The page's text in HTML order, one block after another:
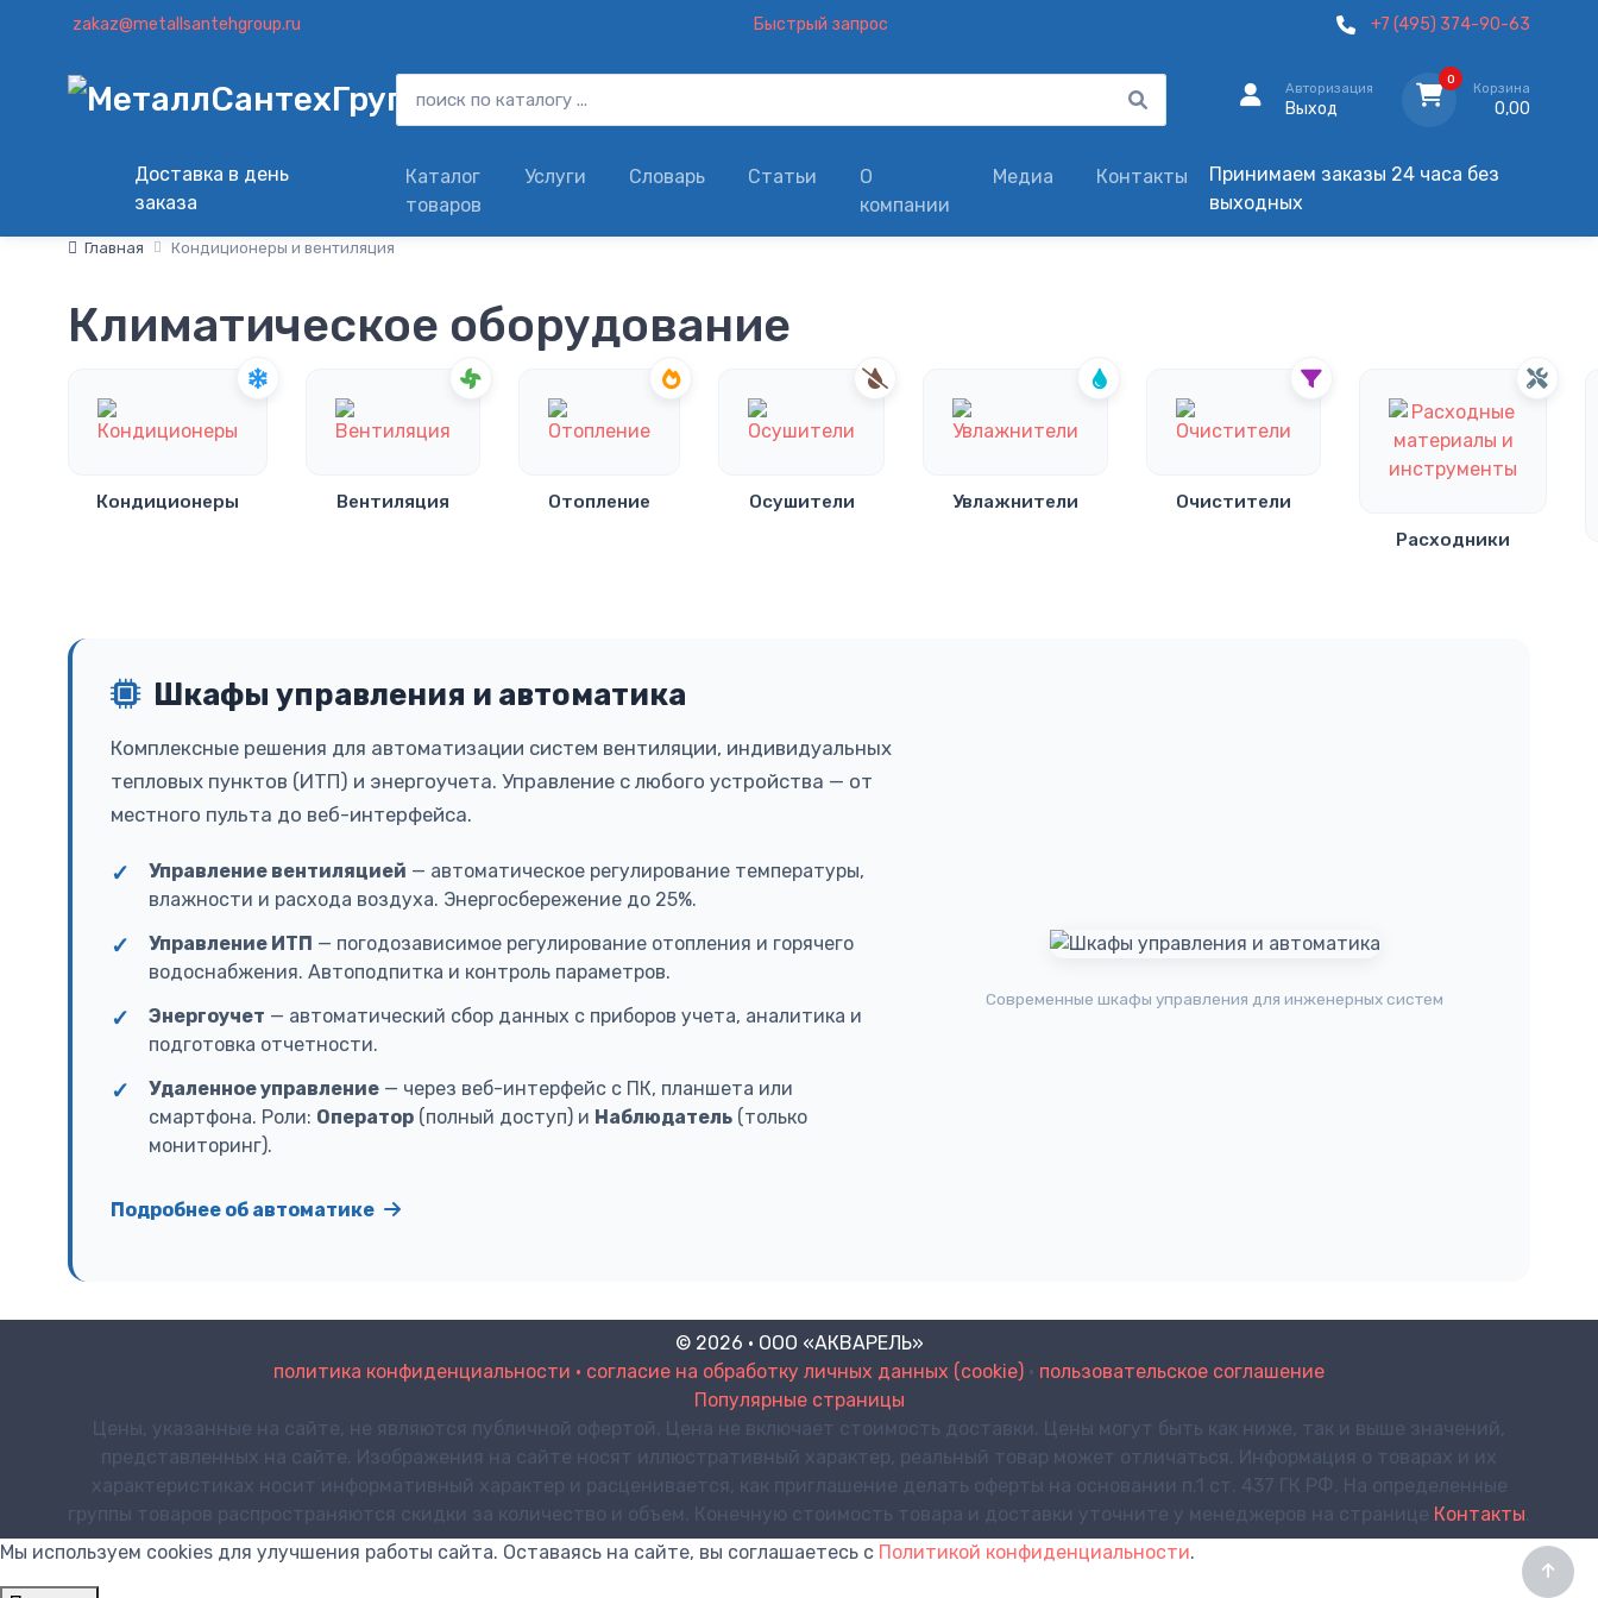
zakaz@metallsantehgroup.ru Быстрый запрос +7 (495) 374-90-63
Авторизация
Выход
0
Корзина
0,00
Доставка в день
заказа
Каталог
товаров
Услуги Словарь Статьи
О
компании
Медиа Контакты
Принимаем заказы 24 часа без
выходных
Главная Кондиционеры и вентиляция
Климатическое оборудование
Кондиционеры Вентиляция Отопление Осушители Увлажнители
Очистители
Расходники
Шкафы управления и автоматика
Комплексные решения для автоматизации систем вентиляции, индивидуальных
тепловых пунктов (ИТП) и энергоучета. Управление с любого устройства — от
местного пульта до веб-интерфейса.
Управление вентиляцией — автоматическое регулирование температуры,
влажности и расхода воздуха. Энергосбережение до 25%.
Управление ИТП — погодозависимое регулирование отопления и горячего
водоснабжения. Автоподпитка и контроль параметров.
Энергоучет — автоматический сбор данных с приборов учета, аналитика и
подготовка отчетности.
Удаленное управление — через веб-интерфейс с ПК, планшета или
смартфона. Роли: Оператор (полный доступ) и Наблюдатель (только
мониторинг).
Подробнее об автоматике
Современные шкафы управления для инженерных систем
© 2026 · ООО «АКВАРЕЛЬ»
политика конфиденциальности • согласие на обработку личных данных (cookie) • пользовательское соглашение
Популярные страницы
Цены, указанные на сайте, не являются публичной офертой. Цена не включает стоимость доставки. Цены могут быть как ниже, так и выше значений,
представленных на сайте. Изображения на сайте носят иллюстративный характер, реальный товар может отличаться. Информация о товарах и их
характеристиках носит информативный характер и расценивается, как приглашение делать оферты на основании п.1 ст. 437 ГК РФ. На определенные
группы товаров распространяются скидки за количество и объем. Конечную стоимость товара и доставки уточните у менеджеров на странице Контакты.
Мы используем cookies для улучшения работы сайта. Оставаясь на сайте, вы соглашаетесь с Политикой конфиденциальности.